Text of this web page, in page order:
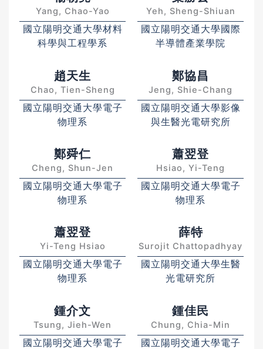
Yang, Chao-Yao
國立陽明交通大學材料
科學與工程學系
Yeh, Sheng-Shiuan
國立陽明交通大學國際
半導體產業學院
趙天生
Chao, Tien-Sheng
國立陽明交通大學電子
物理系
鄭協昌
Jeng, Shie-Chang
國立陽明交通大學影像
與生醫光電研究所
鄭舜仁
Cheng, Shun-Jen
國立陽明交通大學電子
物理系
蕭翌登
Hsiao, Yi-Teng
國立陽明交通大學電子
物理系
蕭翌登
Yi-Teng Hsiao
國立陽明交通大學電子
物理系
薛特
Surojit Chattopadhyay
國立陽明交通大學生醫
光電研究所
鍾介文
Tsung, Jieh-Wen
國立陽明交通大學電子
鍾佳民
Chung, Chia-Min
國立陽明交通大學電子